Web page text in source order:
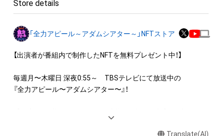
◆本アイテムに関する注意事項
ロゴ等を含みますがこれらに限られません。)にかかる知的財産
権(著作権、特許権、実用新案権、商標権、意匠権その他の知的財
産権(それらの権利を取得し、又はそれらの権利につき登録等を
作権を有する方、著作隣接権の権利者またはその管理委託を受
けている者によって保護されています。そのため、本アイテム
・本アイテムの著作権を有する方、著作隣接権の権利者またはそ
の管理委託を受けている者からの事前の同意なしに、上記の「本
Store details
「全力アピール～アダムシアター～」NFTストア
【出演者が番組内で制作したNFTを無料プレゼント中！】
毎週月〜木曜日 深夜0:55～　TBSテレビにて放送中の
『全力アピール〜アダムシアター〜』！
Translate(AI)